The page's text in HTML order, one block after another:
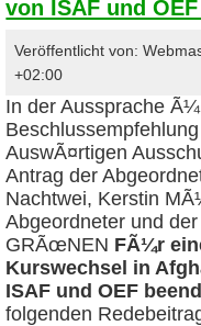
von ISAF und
Veröffentlicht von:
+02:00
In der Aussprache
AuswÃ¤rtigen
Antrag der
Nachtwei, Kerstin
Abgeordneter und
GRÃœNEN FÃ¼r
Kurswechsel in
ISAF und OEF
folgenden